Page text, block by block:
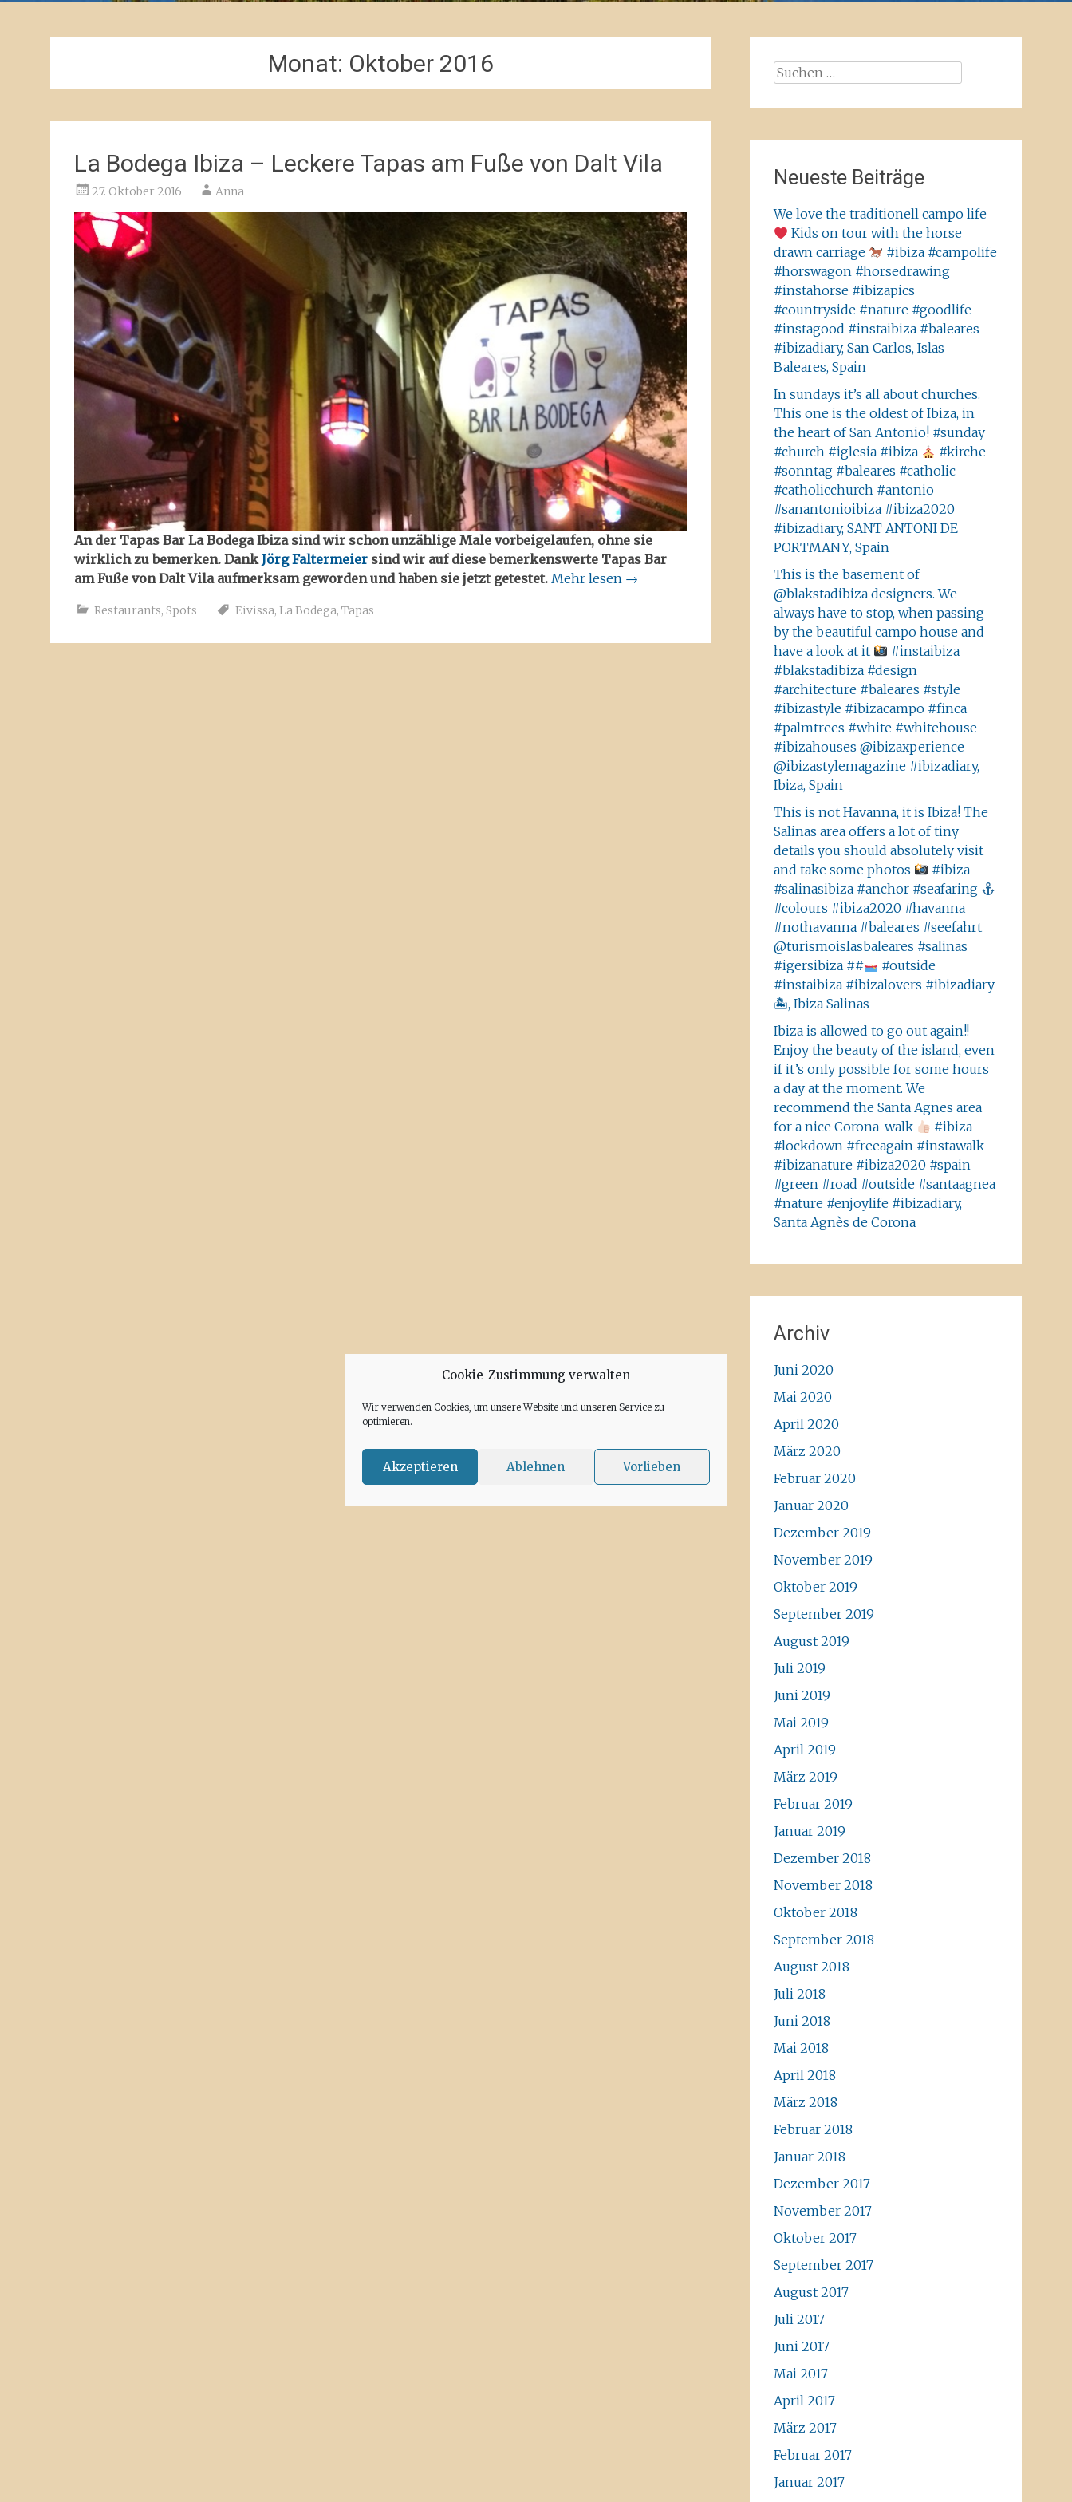
Cookie-Zustimmung verwalten
Wir verwenden Cookies, um unsere Website und unseren Service zu
optimieren.
Akzeptieren Ablehnen Vorlieben
Monat: Oktober 2016
La Bodega Ibiza – Leckere Tapas am Fuße von Dalt Vila
27. Oktober 2016 Anna
An der Tapas Bar La Bodega Ibiza sind wir schon unzählige Male vorbeigelaufen, ohne sie
wirklich zu bemerken. DankJörg Faltermeier sind wir auf diese bemerkenswerte Tapas Bar
am Fuße von Dalt Vila aufmerksam geworden und haben sie jetzt getestet. Mehr lesen →
Restaurants, Spots Eivissa, La Bodega, Tapas
Suchen
Neueste Beiträge
We love the traditionell campo life
Kids on tour with the horse
drawn carriage
#ibiza #campolife
#horswagon #horsedrawing
#instahorse #ibizapics
#countryside #nature #goodlife
#instagood #instaibiza #baleares
#ibizadiary, San Carlos, Islas
Baleares, Spain
In sundays it’s all about churches.
This one is the oldest of Ibiza, in
the heart of San Antonio! #sunday
#church #iglesia #ibiza
#kirche
#sonntag #baleares #catholic
#catholicchurch #antonio
#sanantonioibiza #ibiza2020
#ibizadiary, SANT ANTONI DE
PORTMANY, Spain
This is the basement of
@blakstadibiza designers. We
always have to stop, when passing
by the beautiful campo house and
have a look at it
#instaibiza
#blakstadibiza #design
#architecture #baleares #style
#ibizastyle #ibizacampo #finca
#palmtrees #white #whitehouse
#ibizahouses @ibizaxperience
@ibizastylemagazine #ibizadiary,
Ibiza, Spain
This is not Havanna, it is Ibiza! The
Salinas area offers a lot of tiny
details you should absolutely visit
and take some photos
#ibiza
#salinasibiza #anchor #seafaring
#colours #ibiza2020 #havanna
#nothavanna #baleares #seefahrt
@turismoislasbaleares #salinas
#igersibiza ##
#outside
#instaibiza #ibizalovers #ibizadiary
🏝, Ibiza Salinas
Ibiza is allowed to go out again!!
Enjoy the beauty of the island, even
if it’s only possible for some hours
a day at the moment. We
recommend the Santa Agnes area
for a nice Corona-walk
#ibiza
#lockdown #freeagain #instawalk
#ibizanature #ibiza2020 #spain
#green #road #outside #santaagnea
#nature #enjoylife #ibizadiary,
Santa Agnès de Corona
Archiv
Juni 2020
Mai 2020
April 2020
März 2020
Februar 2020
Januar 2020
Dezember 2019
November 2019
Oktober 2019
September 2019
August 2019
Juli 2019
Juni 2019
Mai 2019
April 2019
März 2019
Februar 2019
Januar 2019
Dezember 2018
November 2018
Oktober 2018
September 2018
August 2018
Juli 2018
Juni 2018
Mai 2018
April 2018
März 2018
Februar 2018
Januar 2018
Dezember 2017
November 2017
Oktober 2017
September 2017
August 2017
Juli 2017
Juni 2017
Mai 2017
April 2017
März 2017
Februar 2017
Januar 2017